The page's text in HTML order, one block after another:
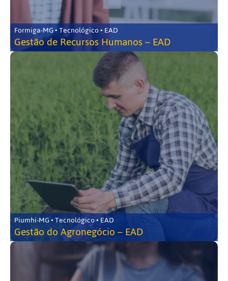
Formiga-MG • Tecnológico • EAD
Gestão de Recursos Humanos – EAD
Piumhi-MG • Tecnológico • EAD
Gestão do Agronegócio – EAD